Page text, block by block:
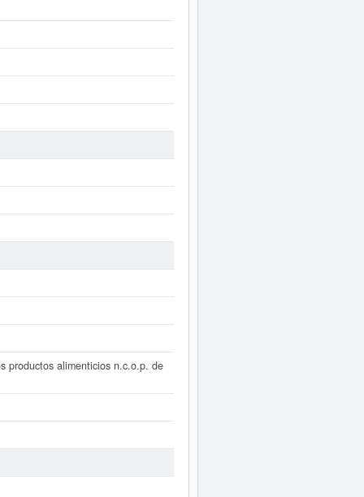
productos alimenticios n.c.o.p. de